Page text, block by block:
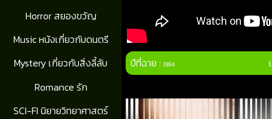
Horror สยองขวัญ
Music หนังเกี่ยวกับดนตรี
Mystery เกี่ยวกับสิ่งลี้ลับ
Romance รัก
SCI-FI นิยายวิทยาศาสตร์
ปีที่ฉาย :1994